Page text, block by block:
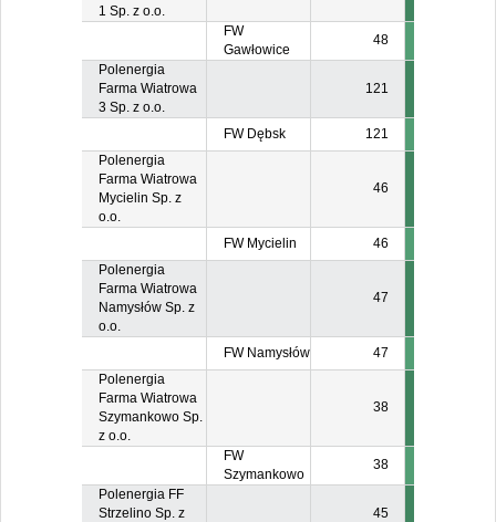
1 Sp. z o.o.
FW
Gawłowice
48
Polenergia
Farma Wiatrowa
3 Sp. z o.o.
121
FW Dębsk
121
Polenergia
Farma Wiatrowa
Mycielin Sp. z
o.o.
46
FW Mycielin
46
Polenergia
Farma Wiatrowa
Namysłów Sp. z
o.o.
47
FW Namysłów
47
Polenergia
Farma Wiatrowa
Szymankowo Sp.
z o.o.
38
FW
Szymankowo
38
Polenergia FF
Strzelino Sp. z
45